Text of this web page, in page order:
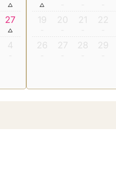
27
4
19 20 21 22
26 27 28 29